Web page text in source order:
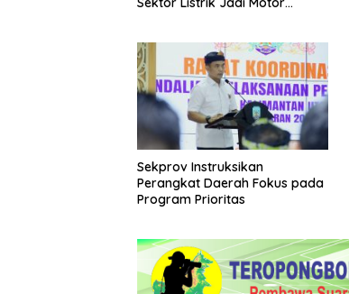
Sekprov Instruksikan
Perangkat Daerah Fokus pada
Program Prioritas